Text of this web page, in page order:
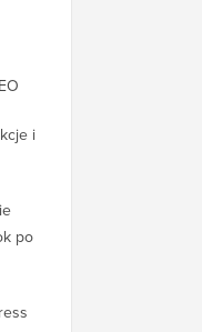
i
po